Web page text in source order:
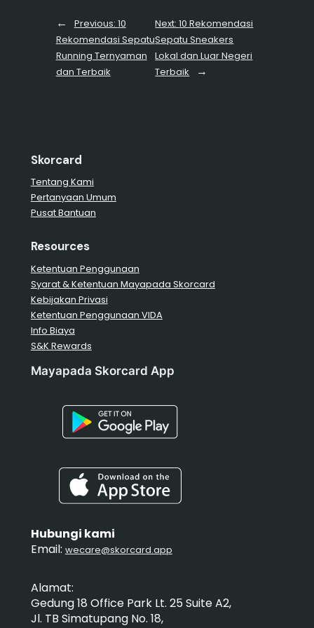
← Previous: 10
Rekomendasi Sepatu
Running Ternyaman
dan Terbaik
Next:10 Rekomendasi
Sepatu Sneakers
Lokal dan Luar Negeri
Terbaik
→
Skorcard
Tentang Kami
Pertanyaan Umum
Pusat Bantuan
Resources
Ketentuan Penggunaan
Syarat & Ketentuan Mayapada Skorcard
Kebijakan Privasi
Ketentuan Penggunaan VIDA
Info Biaya
S&K Rewards
Mayapada Skorcard App
Hubungi kami
Email: wecare@skorcard.app
Alamat:
Gedung 18 Office Park Lt. 25 Suite A2,
Jl. TB Simatupang No. 18,